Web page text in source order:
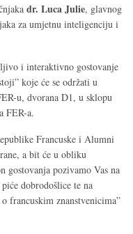
dr. Luca Julie, glavnog
za umjetnu inteligenciju i
i interaktivno gostovanje
koje će se održati u
u, dvorana D1, u sklopu
FER-a.
Francuske i Alumni
a bit će u obliku
gostovanja pozivamo Vas na
dobrodošlice te na
francuskim znanstvenicima”